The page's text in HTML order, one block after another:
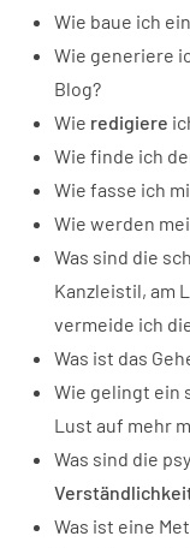
Wie baue ich
Wie generiere
Blog?
Wie redigiere
Wie finde ich
Wie fasse ich
Wie werden
Was sind die
Kanzleistil, am
vermeide ich
Was ist das
Wie gelingt ein
Lust auf mehr
Was sind die
Was ist eine